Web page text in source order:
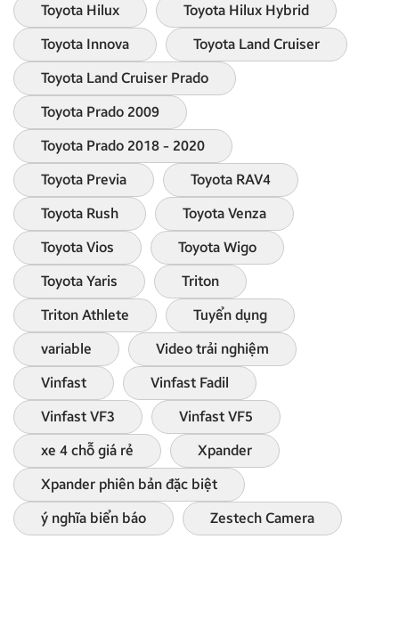
Toyota Hilux
Toyota Hilux Hybrid
Toyota Innova
Toyota Land Cruiser
Toyota Land Cruiser Prado
Toyota Prado 2009
Toyota Prado 2018 - 2020
Toyota Previa
Toyota RAV4
Toyota Rush
Toyota Venza
Toyota Vios
Toyota Wigo
Toyota Yaris
Triton
Triton Athlete
Tuyển dụng
variable
Video trải nghiệm
Vinfast
Vinfast Fadil
Vinfast VF3
Vinfast VF5
xe 4 chỗ giá rẻ
Xpander
Xpander phiên bản đặc biệt
ý nghĩa biển báo
Zestech Camera